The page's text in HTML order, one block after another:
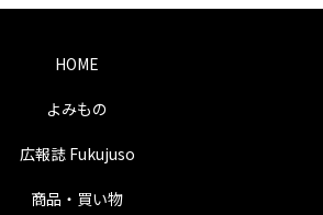
HOME
よみもの
広報誌 Fukujuso
商品・買い物